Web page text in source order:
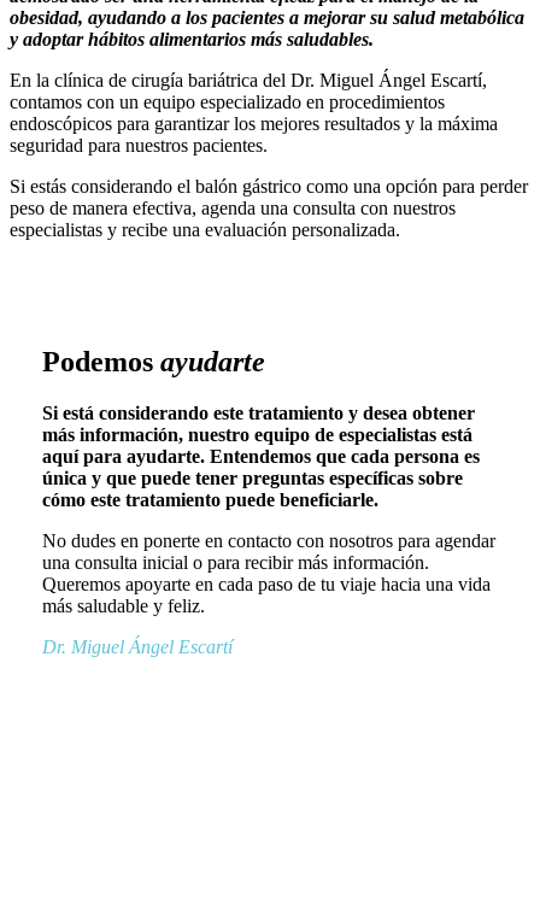
obesidad, ayudando a los pacientes a mejorar su salud metabólica
y adoptar hábitos alimentarios más saludables.
En la clínica de cirugía bariátrica del Dr. Miguel Ángel Escartí,
contamos con un equipo especializado en procedimientos
endoscópicos para garantizar los mejores resultados y la máxima
seguridad para nuestros pacientes.
Si estás considerando el balón gástrico como una opción para perder
peso de manera efectiva, agenda una consulta con nuestros
especialistas y recibe una evaluación personalizada.
Podemos ayudarte
Si está considerando este tratamiento y desea obtener
más información, nuestro equipo de especialistas está
aquí para ayudarte. Entendemos que cada persona es
única y que puede tener preguntas específicas sobre
cómo este tratamiento puede beneficiarle.
No dudes en ponerte en contacto con nosotros para agendar
una consulta inicial o para recibir más información.
Queremos apoyarte en cada paso de tu viaje hacia una vida
más saludable y feliz.
Dr. Miguel Ángel Escartí